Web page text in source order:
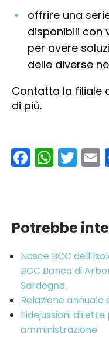
offrire una
disponibili con
per avere
delle diverse
Contatta la filiale
di più.
Potrebbe
Nasce BCC
BCC Banca di
Sardegna.
Relazione annuale
Fidejussioni
amministrazione